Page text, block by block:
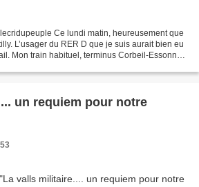
Ce lundi matin, heureusement que
L’usager du RER D que je suis aurait bien eu
Mon train habituel, terminus Corbeil-Essonne,
un requiem pour notre